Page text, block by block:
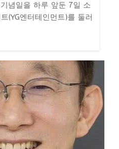
념일을 하루 앞둔 7일 소
(YG엔터테인먼트)를 둘러